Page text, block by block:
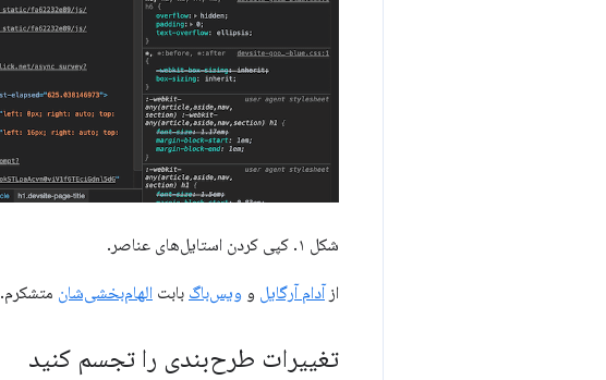
شکل ۱. کپی کردن استایل‌های عناصر.
از آدام آرگایل و ویس‌باگ بابت الهام‌بخشی‌شان متشکرم.
تغییرات طرح‌بندی را تجسم کنید